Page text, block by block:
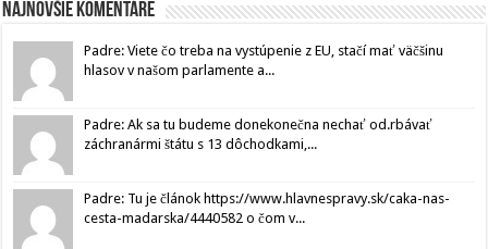
Najnovšie komentáre
Padre: Viete čo treba na vystúpenie z EU, stačí mať väčšinu
hlasov v našom parlamente a...
Padre: Ak sa tu budeme donekonečna nechať od.rbávať
záchranármi štátu s 13 dôchodkami,...
Padre: Tu je článok https://www.hlavnespravy.sk/caka-nas-
cesta-madarska/4440582 o čom v...